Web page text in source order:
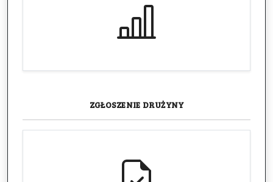
ZGŁOSZENIE DRUŻYNY